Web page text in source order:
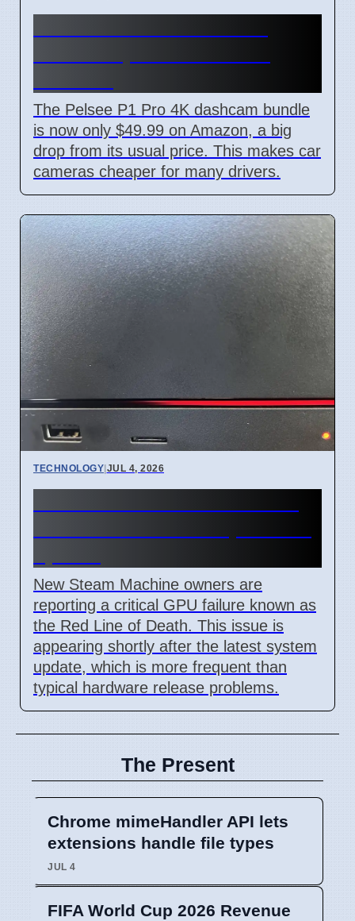
The Pelsee P1 Pro 4K dashcam bundle
is now only $49.99 on Amazon, a big
drop from its usual price. This makes car
cameras cheaper for many drivers.
TECHNOLOGY|JUL 4, 2026
New Steam Machine owners are
reporting a critical GPU failure known as
the Red Line of Death. This issue is
appearing shortly after the latest system
update, which is more frequent than
typical hardware release problems.
The Present
Chrome mimeHandler API lets
extensions handle file types
JUL 4
FIFA World Cup 2026 Revenue